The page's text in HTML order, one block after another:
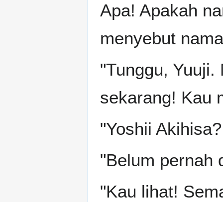
Apa! Apakah
menyebut
"Tunggu,
sekarang! Kau
"Yoshii
"Belum pernah
"Kau lihat!